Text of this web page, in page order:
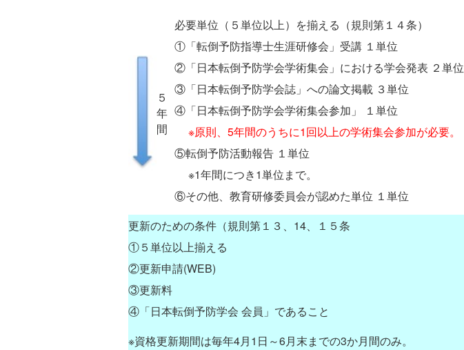
５
年
間
必要単位（５単位以上）を揃える（規則第１４条）
①「転倒予防指導士生涯研修会」受講 １単位
②「日本転倒予防学会学術集会」における学会発表 ２単位
③「日本転倒予防学会誌」への論文掲載 ３単位
④「日本転倒予防学会学術集会参加」 １単位
※原則、5年間のうちに1回以上の学術集会参加が必要。
⑤転倒予防活動報告 １単位
※1年間につき1単位まで。
⑥その他、教育研修委員会が認めた単位 １単位
更新のための条件（規則第１３、14、１５条
①５単位以上揃える
②更新申請(WEB)
③更新料
④「日本転倒予防学会 会員」であること
※資格更新期間は毎年4月1日～6月末までの3か月間のみ。